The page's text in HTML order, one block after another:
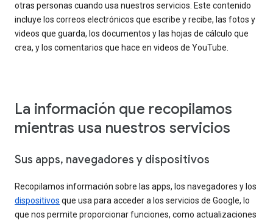
otras personas cuando usa nuestros servicios. Este contenido
incluye los correos electrónicos que escribe y recibe, las fotos y
videos que guarda, los documentos y las hojas de cálculo que
crea, y los comentarios que hace en videos de YouTube.
La información que recopilamos
mientras usa nuestros servicios
Sus apps, navegadores y dispositivos
Recopilamos información sobre las apps, los navegadores y los
dispositivos que usa para acceder a los servicios de Google, lo
que nos permite proporcionar funciones, como actualizaciones